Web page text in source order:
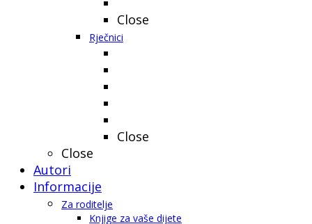
Close
Rječnici
Close
Close
Autori
Informacije
Za roditelje
Knjige za vaše dijete